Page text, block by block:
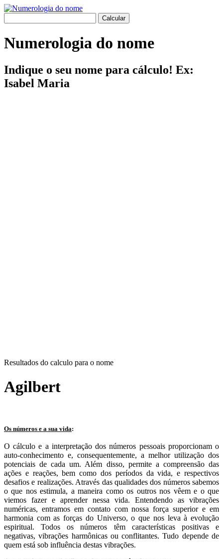
Numerologia do nome
Indique o seu nome para cálculo! Ex:
Isabel Maria
Resultados do calculo para o nome
Agilbert
Os números e a sua vida:
O cálculo e a interpretação dos números pessoais proporcionam o
auto-conhecimento e, consequentemente, a melhor utilização dos
potenciais de cada um. Além disso, permite a compreensão das
ações e reações, bem como dos períodos da vida, e respectivos
desafios e realizações. Através das qualidades dos números sabemos
o que nos estimula, a maneira como os outros nos vêem e o que
viemos fazer e aprender nessa vida. Entendendo as vibrações
numéricas, entramos em contato com nossa força superior e em
harmonia com as forças do Universo, o que nos leva à evolução
espiritual. Todos os números têm características positivas e
negativas, vibrações harmônicas ou conflitantes. Tudo depende de
quem está sob influência destas vibrações.